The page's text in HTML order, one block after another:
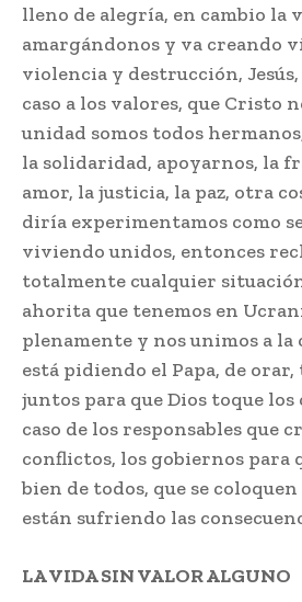
lleno de alegría, en cambio la
amargándonos y va creando
violencia y destrucción,
caso a los valores, que Cristo
unidad somos todos
la solidaridad, apoyarnos, la
amor, la justicia, la paz, otra
diría experimentamos como
viviendo unidos, entonces
totalmente cualquier
ahorita que tenemos en
plenamente y nos unimos a la
está pidiendo el Papa, de
juntos para que Dios toque los
caso de los responsables que
conflictos, los gobiernos para
bien de todos, que se
están sufriendo las
LA VIDA SIN VALOR ALGUNO